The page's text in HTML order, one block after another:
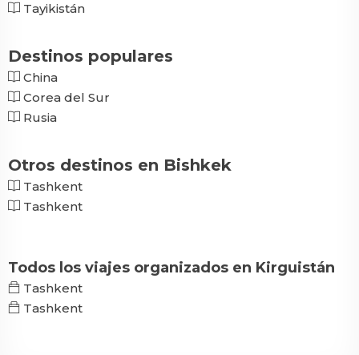
Tayikistán
Destinos populares
China
Corea del Sur
Rusia
Otros destinos en Bishkek
Tashkent
Tashkent
Todos los viajes organizados en Kirguistán
Tashkent
Tashkent